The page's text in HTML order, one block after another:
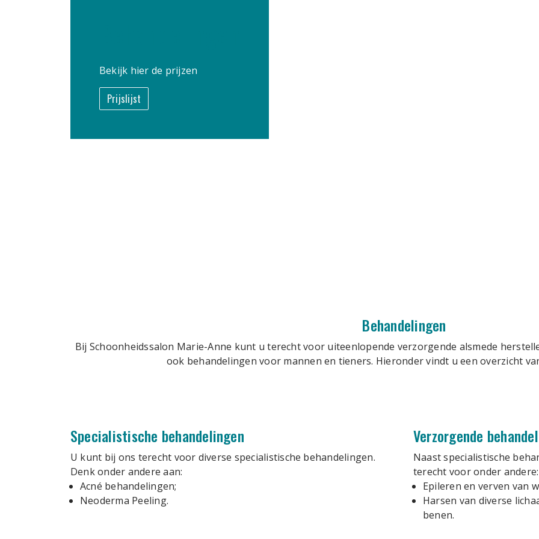
Bekijk hier de prijzen
Prijslijst
Behandelingen
Bij Schoonheidssalon Marie-Anne kunt u terecht voor uiteenlopende verzorgende alsmede
ook behandelingen voor mannen en tieners. Hieronder vindt u een overzicht
Specialistische behandelingen
U kunt bij ons terecht voor diverse specialistische behandelingen.
Denk onder andere aan:
Acné behandelingen;
Neoderma Peeling.
Verzorgende
Naast specialistische
terecht voor onder andere:
Epileren en verven van
Harsen van diverse
benen.